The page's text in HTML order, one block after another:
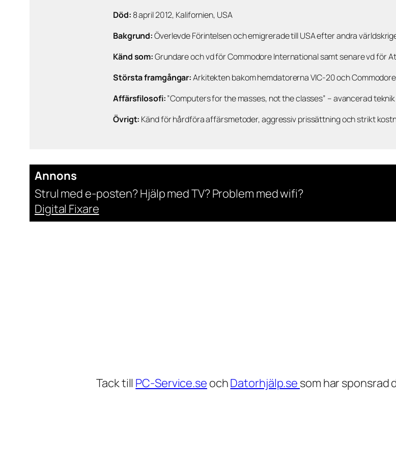
Död: 8 april 2012, Kalifornien, USA
Bakgrund:Överlevde Förintelsen och emigrerade till USA efter andra
Känd som:Grundare och vd för Commodore International samt senare vd för
Största framgångar:Arkitekten bakom hemdatorerna VIC-20 och
Affärsfilosofi:”Computers for the masses, not the classes” – avancerad
Övrigt: Känd för hårdföra affärsmetoder, aggressiv prissättning och strikt
Annons
Strul med e-posten? Hjälp med TV? Problem med wifi?
Digital Fixare
Tack till PC-Service.se ochDatorhjälp.se som har sponsrad